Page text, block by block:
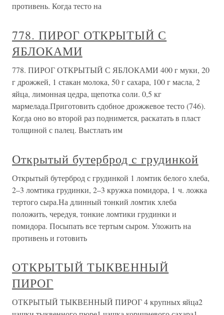
противень. Когда тесто на
778. ПИРОГ ОТКРЫТЫЙ С
ЯБЛОКАМИ
778. ПИРОГ ОТКРЫТЫЙ С ЯБЛОКАМИ 400 г муки, 20
г дрожжей, 1 стакан молока, 50 г сахара, 100 г масла, 2
яйца, лимонная цедра, щепотка соли. 0,5 кг
мармелада.Приготовить сдобное дрожжевое тесто (746).
Когда оно во второй раз поднимется, раскатать в пласт
толщиной с палец. Выстлать им
Открытый бутерброд с грудинкой
Открытый бутерброд с грудинкой 1 ломтик белого хлеба,
2–3 ломтика грудинки, 2–3 кружка помидора, 1 ч. ложка
тертого сыра.На длинный тонкий ломтик хлеба
положить, чередуя, тонкие ломтики грудинки и
помидора. Посыпать все тертым сыром. Уложить на
противень и готовить
ОТКРЫТЫЙ ТЫКВЕННЫЙ
ПИРОГ
ОТКРЫТЫЙ ТЫКВЕННЫЙ ПИРОГ 4 крупных яйца2